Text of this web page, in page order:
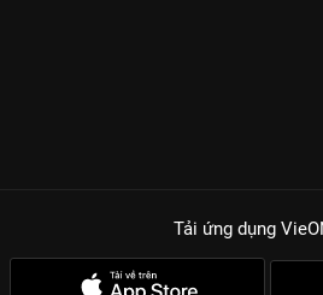
Tải ứng dụng